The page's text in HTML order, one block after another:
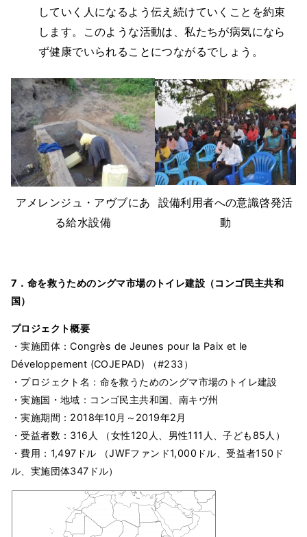
していく人になるよう伝え続けていくことを約束
します。このような活動は、私たちが病気になら
ず健康でいられることにつながるでしょう。
アメレンジュ・アヴブにあ
る給水設備
設備利用者への意識啓発活
動
7．命を救うためのングマ市場のトイレ建設（コンゴ民主共和
国）
プロジェクト概要
・実施団体：Congrès de Jeunes pour la Paix et le
Développement (COJEPAD) （#233）
・プロジェクト名：命を救うためのングマ市場のトイレ建設
・実施国・地域：コンゴ民主共和国、南キヴ州
・実施期間：2018年10月～2019年2月
・受益者数：316人 （女性120人、男性111人、子ども85人）
・費用：1,497ドル （JWFファンド1,000ドル、受益者150ド
ル、実施団体347ドル）